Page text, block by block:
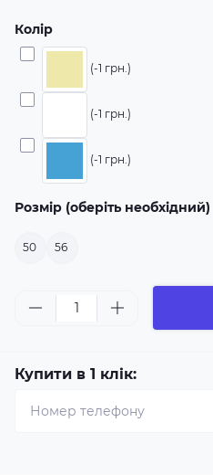
Колір
(-1 грн.)
(-1 грн.)
(-1 грн.)
Розмір (оберіть необхідний)
50 56
Купити в 1 клік: